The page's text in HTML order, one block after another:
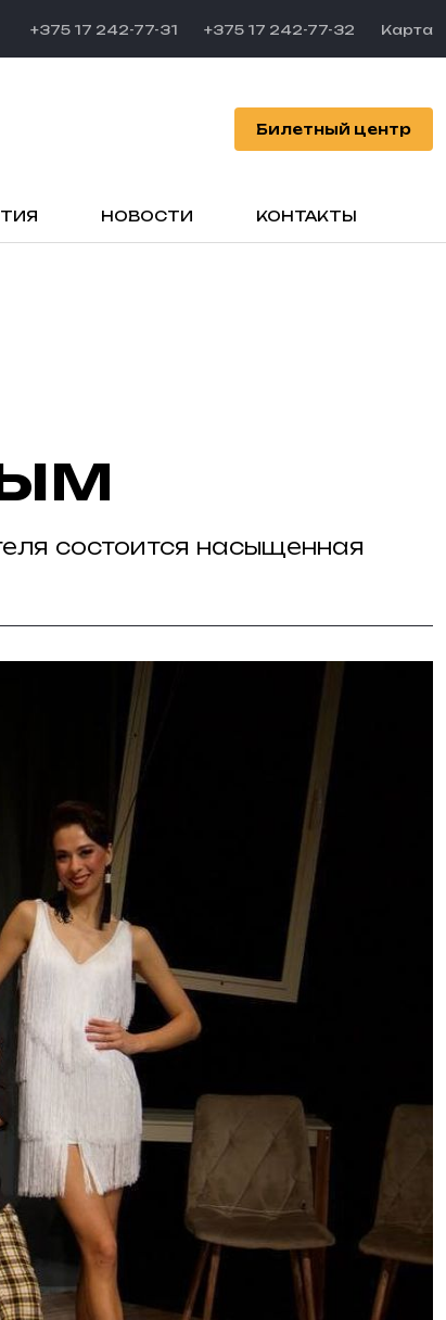
+375 17 242-77-31 +375 17 242-77-32 Карта
Билетный центр
НОВОСТИ КОНТАКТЫ
состоится насыщенная